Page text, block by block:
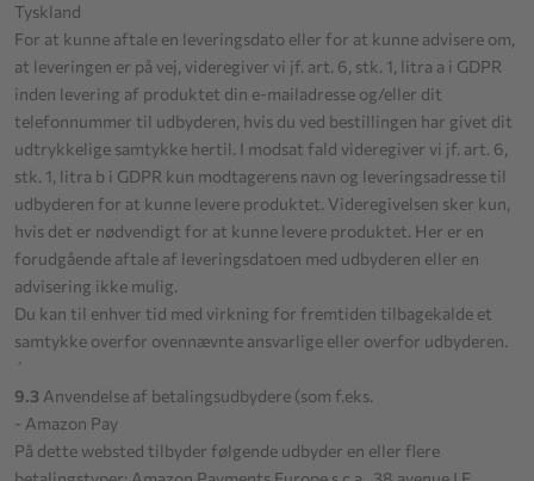
Tyskland
For at kunne aftale en leveringsdato eller for at kunne advisere om,
at leveringen er på vej, videregiver vi jf. art. 6, stk. 1, litra a i GDPR
inden levering af produktet din e-mailadresse og/eller dit
telefonnummer til udbyderen, hvis du ved bestillingen har givet dit
udtrykkelige samtykke hertil. I modsat fald videregiver vi jf. art. 6,
stk. 1, litra b i GDPR kun modtagerens navn og leveringsadresse til
udbyderen for at kunne levere produktet. Videregivelsen sker kun,
hvis det er nødvendigt for at kunne levere produktet. Her er en
forudgående aftale af leveringsdatoen med udbyderen eller en
advisering ikke mulig.
Du kan til enhver tid med virkning for fremtiden tilbagekalde et
samtykke overfor ovennævnte ansvarlige eller overfor udbyderen.
´
9.3 Anvendelse af betalingsudbydere (som f.eks.
- Amazon Pay
På dette websted tilbyder følgende udbyder en eller flere